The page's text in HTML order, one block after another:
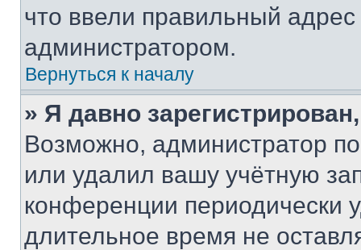
что ввели правильный адрес
администратором.
Вернуться к началу
» Я давно
Возможно, администратор
или удалил вашу учётную
конференции периодически
длительное время не